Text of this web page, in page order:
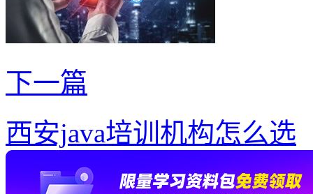
下一篇
西安java培训机构怎么选